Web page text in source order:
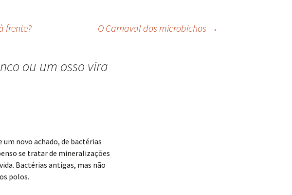
frente? O Carnaval dos microbichos →
ou um osso vira
um novo achado, de bactérias
se tratar de mineralizações
Bactérias antigas, mas não
polos.